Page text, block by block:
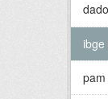
ibge
pam